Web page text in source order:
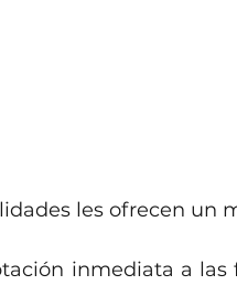
les ofrecen un
inmediata a